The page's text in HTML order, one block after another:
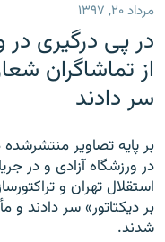
مرداد ۲۰, ۱۳۹۷
در پی درگیری در
از تماشاگران
سر دادند
بر پایه تصاویر
در ورزشگاه آزادی و در
استقلال تهران و
بر دیکتاتور» سر دادند و
شدند.